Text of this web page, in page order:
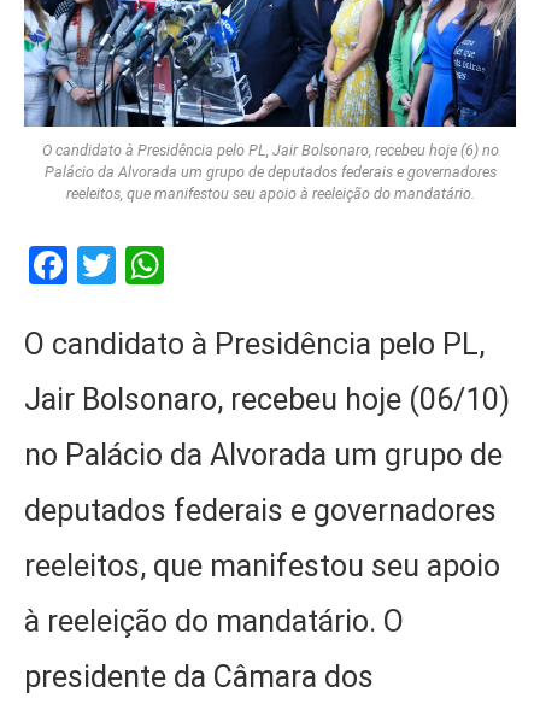
O candidato à Presidência pelo PL, Jair Bolsonaro, recebeu hoje (6) no
Palácio da Alvorada um grupo de deputados federais e governadores
reeleitos, que manifestou seu apoio à reeleição do mandatário.
Facebook
Twitter
O candidato à Presidência pelo PL,
Jair Bolsonaro, recebeu hoje (06/10)
no Palácio da Alvorada um grupo de
deputados federais e governadores
reeleitos, que manifestou seu apoio
à reeleição do mandatário. O
presidente da Câmara dos